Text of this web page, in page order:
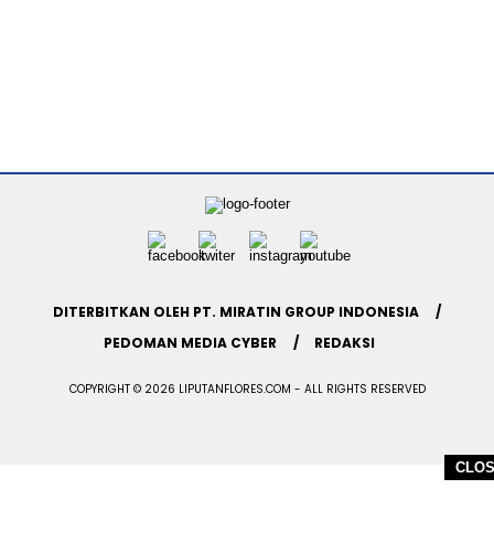
DITERBITKAN OLEH PT. MIRATIN GROUP INDONESIA
PEDOMAN MEDIA CYBER
REDAKSI
COPYRIGHT © 2026 LIPUTANFLORES.COM - ALL RIGHTS RESERVED